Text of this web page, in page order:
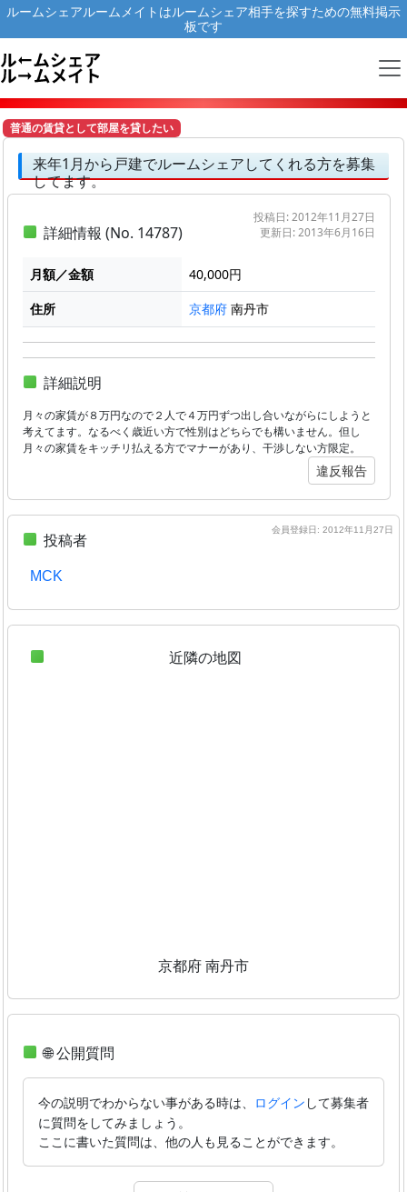
ルームシェアルームメイトはルームシェア相手を探すための無料掲示
板です
普通の賃貸として部屋を貸したい
来年1月から戸建でルームシェアしてくれる方を募集
してます。
投稿日: 2012年11月27日
更新日: 2013年6月16日
詳細情報 (No. 14787)
月額／金額
40,000円
住所
京都府 南丹市
詳細説明
月々の家賃が８万円なので２人で４万円ずつ出し合いながらにしようと
考えてます。なるべく歳近い方で性別はどちらでも構いません。但し
月々の家賃をキッチリ払える方でマナーがあり、干渉しない方限定。
違反報告
会員登録日: 2012年11月27日
投稿者
MCK
近隣の地図
京都府 南丹市
🌐 公開質問
今の説明でわからない事がある時は、 ログイン して募集者
に質問をしてみましょう。
ここに書いた質問は、他の人も見ることができます。